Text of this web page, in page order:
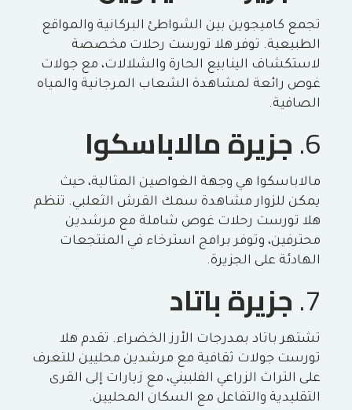
تجمع كاميجوين بين الشواطئ البركانية والمواقع
الطبيعية. توفر هلا تورست رحلات مخصصة
لاستكشاف الينابيع الحارة والشلالات، مع جولات
غوص رائعة لمشاهدة الشعاب المرجانية والمياه
الصافية.
6. جزيرة مالاباسكوا
مالاباسكوا هي وجهة الغواصين المثالية، حيث
يمكن للزوار مشاهدة سمك القرش الثعلبي. تنظم
هلا تورست رحلات غوص شاملة مع مرشدين
محترفين، وتوفر برامج استرخاء في المنتجعات
الهادئة على الجزيرة.
7. جزيرة باتاد
تشتهر باتاد بمدرجات الأرز الخضراء. تقدم هلا
تورست جولات ثقافية مع مرشدين محليين للتعرف
على التراث الزراعي الفلبيني، مع زيارات إلى القرى
التقليدية والتفاعل مع السكان المحليين.